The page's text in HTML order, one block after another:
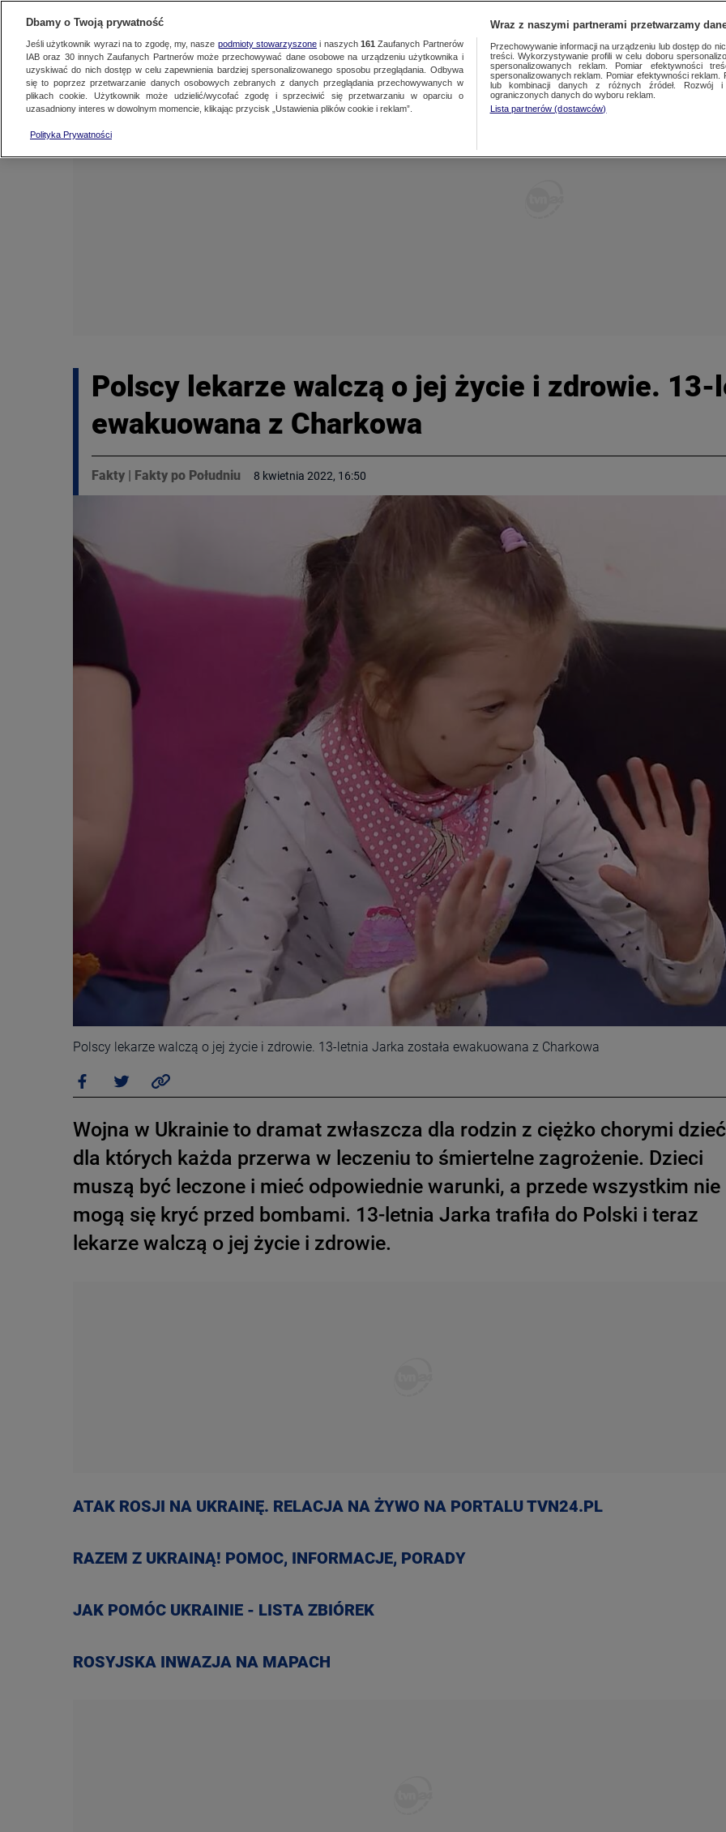
FAKTY PO FAKTACH FAKTY O ŚWIECIE
Polscy lekarze walczą o jej życie i zdrowie. 13-
ewakuowana z Charkowa
Fakty | Fakty po Południu 8 kwietnia 2022, 16:50
Polscy lekarze walczą o jej życie i zdrowie. 13-letnia Jarka została ewakuowana z Charkowa
Wojna w Ukrainie to dramat zwłaszcza dla rodzin z ciężko chorymi
dla których każda przerwa w leczeniu to śmiertelne zagrożenie. Dzieci
muszą być leczone i mieć odpowiednie warunki, a przede wszystkim nie
mogą się kryć przed bombami. 13-letnia Jarka trafiła do Polski i teraz
lekarze walczą o jej życie i zdrowie.
ATAK ROSJI NA UKRAINĘ. RELACJA NA ŻYWO NA PORTALU TVN24.PL
RAZEM Z UKRAINĄ! POMOC, INFORMACJE, PORADY
JAK POMÓC UKRAINIE - LISTA ZBIÓREK
ROSYJSKA INWAZJA NA MAPACH
Dbamy o Twoją prywatność
Jeśli użytkownik wyrazi na to zgodę, my, nasze podmioty stowarzyszonei naszych 161 Zaufanych Partnerów
IAB oraz 30innych Zaufanych Partnerów może przechowywać dane osobowe na urządzeniu użytkownika i
uzyskiwać do nich dostęp w celu zapewnienia bardziej spersonalizowanego sposobu przeglądania. Odbywa
się to poprzez przetwarzanie danych osobowych zebranych z danych przeglądania przechowywanych w
plikach cookie. Użytkownik może udzielić/wycofać zgodę i sprzeciwić się przetwarzaniu w oparciu o
uzasadniony interes w dowolnym momencie, klikając przycisk „Ustawienia plików cookie i reklam”.
Polityka Prywatności
Wraz z naszymi partnerami przetwarzamy
Przechowywanie informacji na urządzeniu lub dostęp do
treści. Wykorzystywanie profili w celu doboru
spersonalizowanych reklam. Pomiar efektywności
spersonalizowanych reklam. Pomiar efektywności
lub kombinacji danych z różnych źródeł. Rozwój i
ograniczonych danych do wyboru reklam.
Lista partnerów (dostawców)